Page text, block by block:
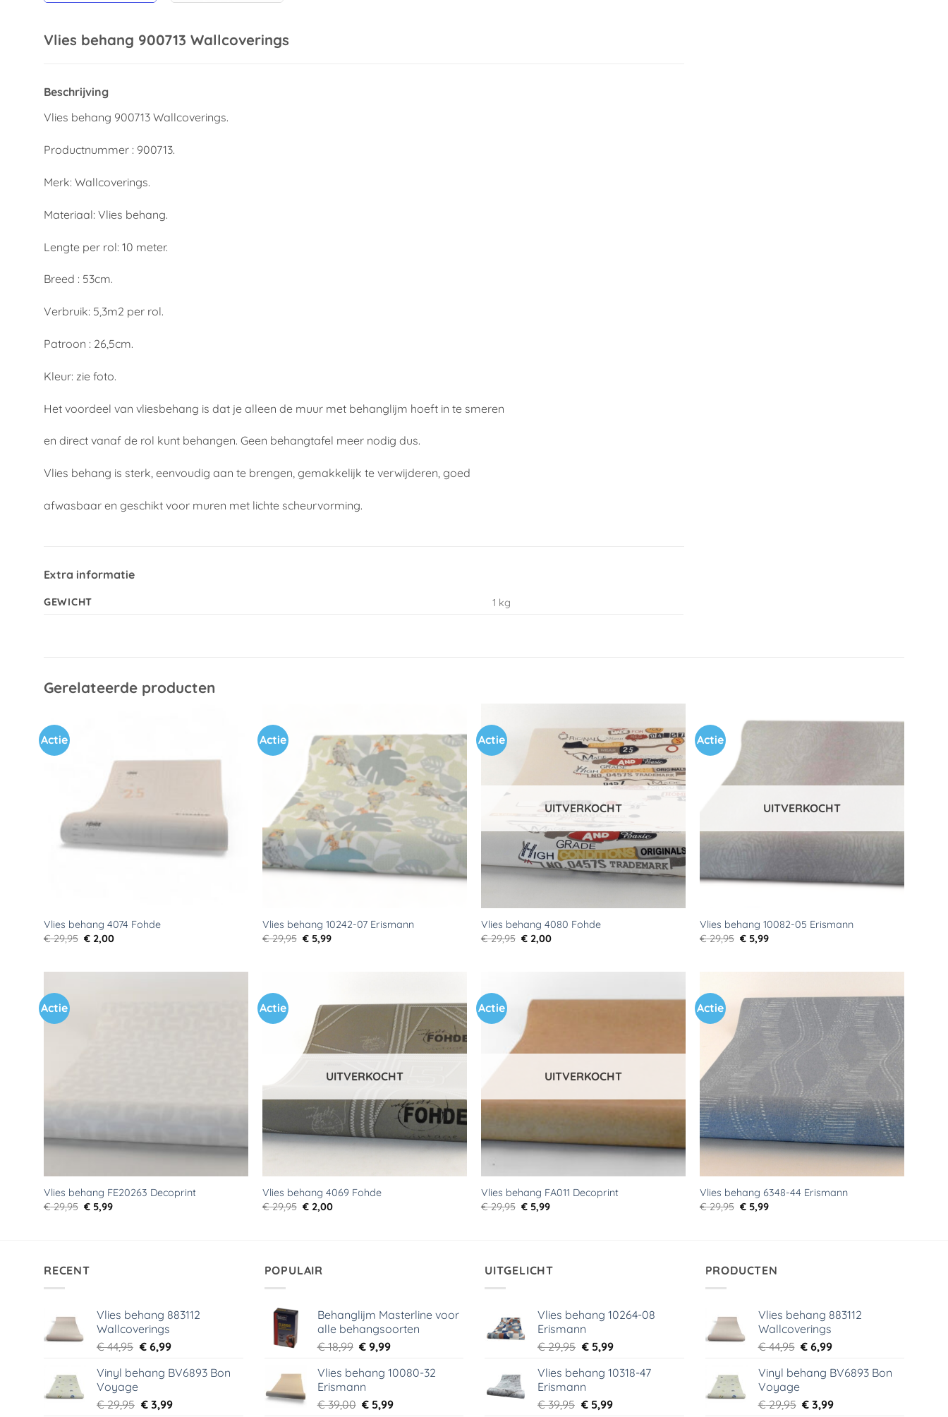
Vlies behang 900713 Wallcoverings
Beschrijving
Vlies behang 900713 Wallcoverings.
Productnummer : 900713.
Merk: Wallcoverings.
Materiaal: Vlies behang.
Lengte per rol: 10 meter.
Breed : 53cm.
Verbruik: 5,3m2 per rol.
Patroon : 26,5cm.
Kleur: zie foto.
Het voordeel van vliesbehang is dat je alleen de muur met behanglijm hoeft in te smeren
en direct vanaf de rol kunt behangen. Geen behangtafel meer nodig dus.
Vlies behang is sterk, eenvoudig aan te brengen, gemakkelijk te verwijderen, goed
afwasbaar en geschikt voor muren met lichte scheurvorming.
Extra informatie
GEWICHT 1 kg
Gerelateerde producten
Actie
verlanglijst
Vlies behang 4074 Fohde
€29,95 Oorspronkelijke
prijs
€ 2,00Huidige
Actie
Toevoegen
verlanglijst
Vlies behang 10242-07 Erismann
€29,95 Oorspronkelijke
prijs
€ 5,99Huidige
Actie
Toevoegen
aan
verlanglijst
UITVERKOCHT
Vlies behang 4080 Fohde
€29,95 Oorspronkelijke
prijs
€ 2,00Huidige
Actie
UITVERKOCHT
Vlies behang 10082-05 Erismann
€29,95 Oorspronkelijke
prijs
€ 5,99Huidige
Actie
Vlies behang FE20263 Decoprint
€29,95 Oorspronkelijke
€ 5,99Huidige
Actie
Toevoegen
verlanglijst
UITVERKOCHT
Vlies behang 4069 Fohde
€29,95 Oorspronkelijke
€ 2,00Huidige
Actie
UITVERKOCHT
Vlies behang FA011 Decoprint
€29,95 Oorspronkelijke
€ 5,99Huidige
Actie
Toevoegen
aan
verlanglijst
Vlies behang 6348-44 Erismann
€29,95 Oorspronkelijke
€ 5,99Huidige
RECENT
Vlies behang 883112
Wallcoverings
€44,95 Oorspronkelijke
was:
€6,99Huidige
is:
Vinyl behang BV6893 Bon
Voyage
€29,95 Oorspronkelijke
€3,99Huidige
POPULAIR
Behanglijm Masterline voor
alle behangsoorten
€18,99 Oorspronkelijke
was:
€ 18,99.
€ 9,99Huidige
is:
Vlies behang 10080-32
Erismann
€39,00 Oorspronkelijke
€ 5,99Huidige
UITGELICHT
Vlies behang 10264-08
Erismann
€29,95 Oorspronkelijke
was:
€ 29,95.
€5,99Huidige
is:
Vlies behang 10318-47
Erismann
€39,95 Oorspronkelijke
€5,99Huidige
PRODUCTEN
Vlies behang 883112
Wallcoverings
€44,95 Oorspronkelijke
was:
€ 6,99Huidige
is:
Vinyl behang BV6893 Bon
Voyage
€29,95 Oorspronkelijke
€ 3,99Huidige